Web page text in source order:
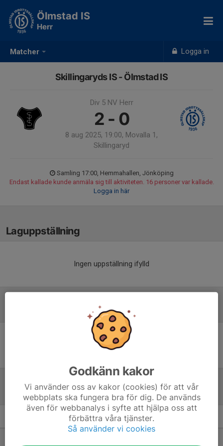
Matcher Logga in
Ölmstad IS
Herr
Skillingaryds IS - Ölmstad IS
Div 5 NV Herr
2 - 0
8 aug 2025, 19:00, Movalla 1,
Skillingaryd
Samling 17:00, Hemmahallen, Jönköping
Endast kallade kunde anmäla sig till aktiviteten. 16 personer var kallade.
Logga in här
Laguppställning
Ingen uppställning ifylld
Inget referat skrivet
Tabell
M
Godkänn kakor
Vi använder oss av kakor (cookies) för att vår
webbplats ska fungera bra för dig. De används
även för webbanalys i syfte att hjälpa oss att
förbättra våra tjänster.
Så använder vi cookies